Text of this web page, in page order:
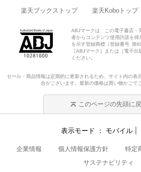
楽天ブックストップ 楽天Koboトップ
ABJマークは、この電子書店・
者からコンテンツ使用許諾を得
を示す登録商標（登録番号 第
［ABJマーク］または［電子
ください。
セール・商品情報は定期的に更新されるため、サイト内の表
合がございます。最新の価格は買い物かごで
このページの先頭に
表示モード モバイル
企業情報 個人情報保護方針
特定
サステナビリティ